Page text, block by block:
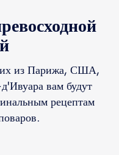
из Парижа, США,
вам будут
рецептам